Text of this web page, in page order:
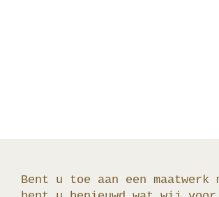
Bent u toe aan een maatwerk